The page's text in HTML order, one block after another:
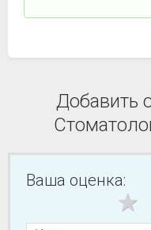
Добавить
Ваша оценка: